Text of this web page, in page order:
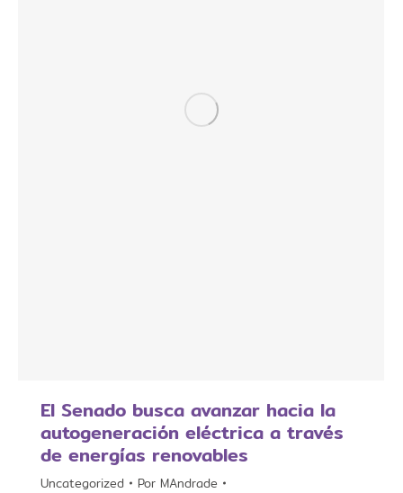
El Senado busca avanzar hacia la
autogeneración eléctrica a través
de energías renovables
Uncategorized Por MAndrade